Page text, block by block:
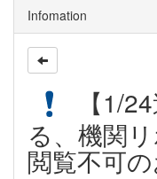
Infomation
【1/
る、機関
閲覧不可